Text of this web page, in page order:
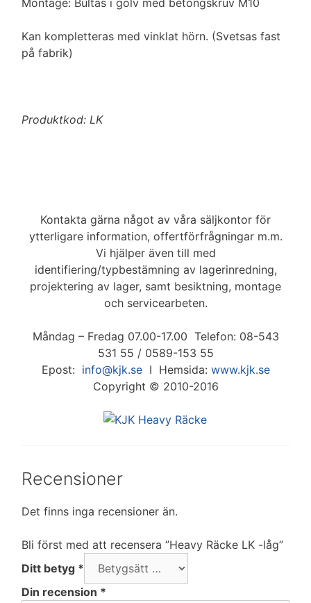
Montage: Bultas i golv med betongskruv M10
Kan kompletteras med vinklat hörn. (Svetsas fast
på fabrik)
Produktkod: LK
Kontakta gärna något av våra säljkontor för
ytterligare information, offertförfrågningar m.m.
Vi hjälper även till med
identifiering/typbestämning av lagerinredning,
projektering av lager, samt besiktning, montage
och servicearbeten.
Måndag – Fredag 07.00-17.00 Telefon: 08-543
531 55 / 0589-153 55
Epost: info@kjk.seI Hemsida: www.kjk.se
Copyright © 2010-2016
Recensioner
Det finns inga recensioner än.
Bli först med att recensera ”Heavy Räcke LK -låg”
Ditt betyg *
Din recension *